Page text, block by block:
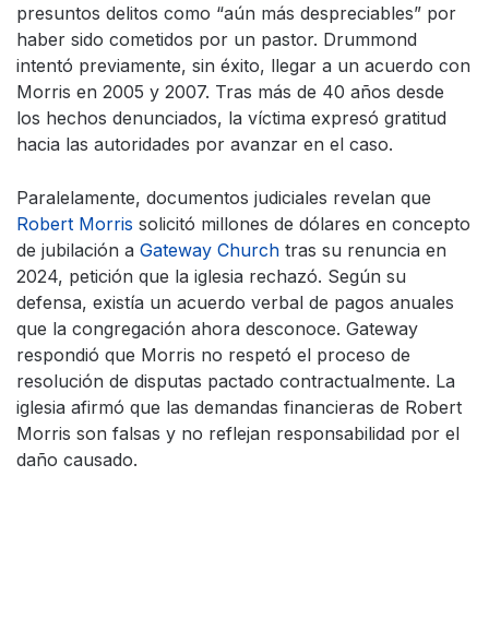
presuntos delitos como “aún más despreciables” por
haber sido cometidos por un pastor. Drummond
intentó previamente, sin éxito, llegar a un acuerdo con
Morris en 2005 y 2007. Tras más de 40 años desde
los hechos denunciados, la víctima expresó gratitud
hacia las autoridades por avanzar en el caso.
Paralelamente, documentos judiciales revelan que
Robert Morris solicitó millones de dólares en concepto
de jubilación a Gateway Church tras su renuncia en
2024, petición que la iglesia rechazó. Según su
defensa, existía un acuerdo verbal de pagos anuales
que la congregación ahora desconoce. Gateway
respondió que Morris no respetó el proceso de
resolución de disputas pactado contractualmente. La
iglesia afirmó que las demandas financieras de Robert
Morris son falsas y no reflejan responsabilidad por el
daño causado.